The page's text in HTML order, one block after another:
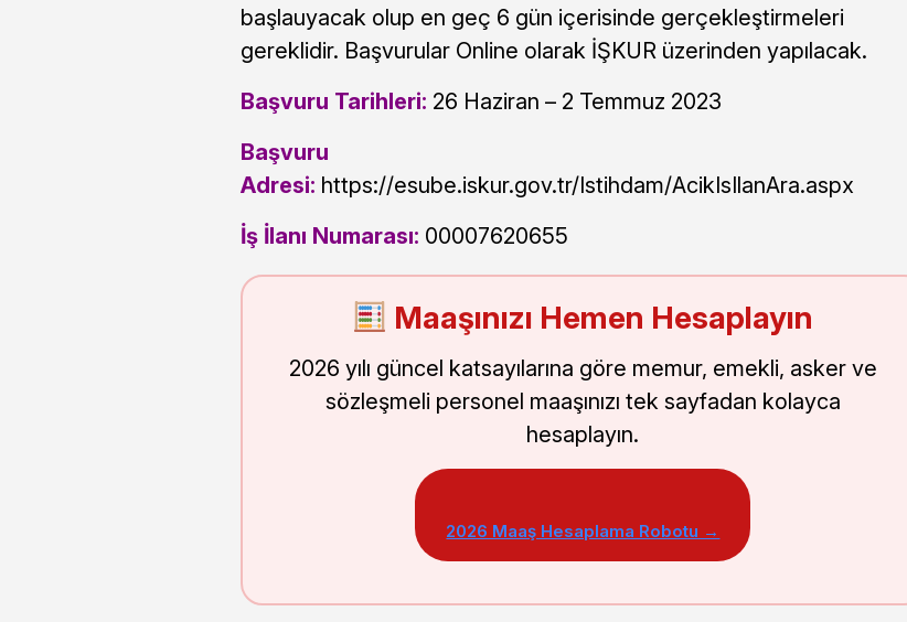
başlauyacak olup en geç 6 gün içerisinde gerçekleştirmeleri
gereklidir. Başvurular Online olarak İŞKUR üzerinden yapılacak.
Başvuru Tarihleri: 26 Haziran – 2 Temmuz 2023
Başvuru
Adresi: https://esube.iskur.gov.tr/Istihdam/AcikIsIlanAra.aspx
İş İlanı Numarası: 00007620655
Maaşınızı Hemen Hesaplayın
2026 yılı güncel katsayılarına göre memur, emekli, asker ve
sözleşmeli personel maaşınızı tek sayfadan kolayca
hesaplayın.
2026 Maaş Hesaplama Robotu →